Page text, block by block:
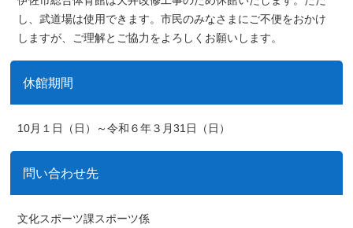
し、武道場は使用できます。市民のみなさまにご不便をおかけ
しますが、ご理解とご協力をよろしくお願いします。
休館期間
10月１日（日）～令和６年３月31日（日）
問い合わせ先
文化スポーツ課スポーツ係